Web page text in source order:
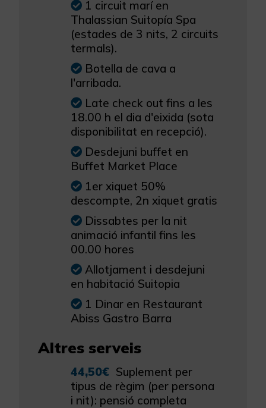
1 circuit marí en
Thalassian Suitopía Spa
(estades de 3 nits, 2 circuits
termals).
Botella de cava a
l'arribada.
Late check out fins a les
18.00 h el dia d'eixida (sota
disponibilitat en recepció).
Desdejuni buffet en
Buffet Market Place
1er xiquet 50%
descompte, 2n xiquet gratis
Dissabtes per la nit
animació infantil fins les
00.00 hores
Allotjament i desdejuni
en habitació Suitopia
1 Dinar en Restaurant
Abiss Gastro Barra
Altres serveis
44,50€ Suplement per
tipus de règim (per persona
i nit): pensió completa